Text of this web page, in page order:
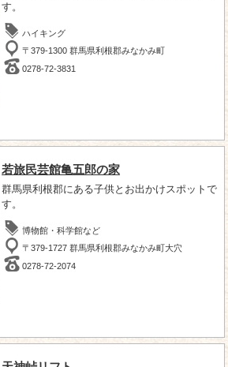
す。
ハイキング
〒379-1300 群馬県利根郡みなかみ町
0278-72-3831
若旅民芸館亀五郎の家
群馬県利根郡にある子供とお出かけスポットで
す。
博物館・科学館など
〒379-1727 群馬県利根郡みなかみ町大穴
0278-72-2074